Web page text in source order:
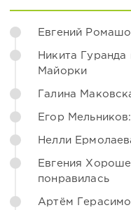
Евгений
Никита Гуранда
Майорки
Галина
Егор
Нелли
Евгения
понравилась
Артём